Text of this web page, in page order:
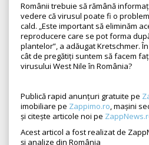
Românii trebuie să rămână
vedere că virusul poate fi o
cald. „Este important să eliminăm
reproducere care se pot forma
plantelor”, a adăugat Kretschmer.
cât de pregătiți suntem să facem
virusului West Nile în România?
Publică rapid anunțuri gratuite pe
imobiliare pe Zappimo.ro, mașini
și citește articole noi pe
Acest articol a fost realizat de
și analize din România